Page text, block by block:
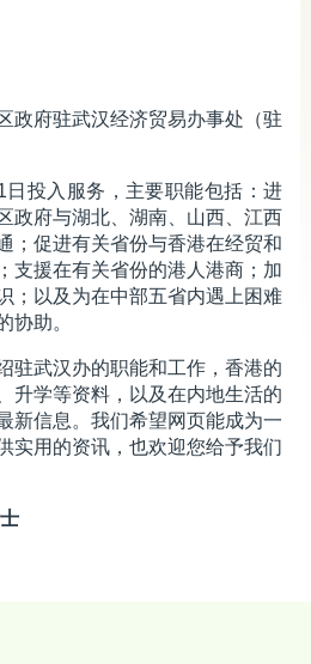
处
政府驻武汉经济贸易办事处（驻
投入服务，主要职能包括：进
政府与湖北、湖南、山西、江西
；促进有关省份与香港在经贸和
支援在有关省份的港人港商；加
；以及为在中部五省内遇上困难
协助。
驻武汉办的职能和工作，香港的
升学等资料，以及在内地生活的
新信息。我们希望网页能成为一
实用的资讯，也欢迎您给予我们